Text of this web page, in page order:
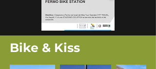
Bike & Kiss